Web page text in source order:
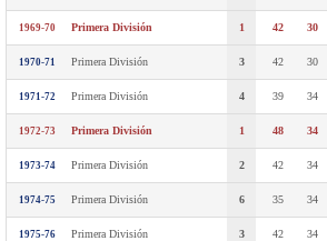
1969-70 Primera División 1 42 30
1970-71 Primera División 3 42 30
1971-72 Primera División 4 39 34
1972-73 Primera División 1 48 34
1973-74 Primera División 2 42 34
1974-75 Primera División 6 35 34
1975-76 Primera División 3 42 34